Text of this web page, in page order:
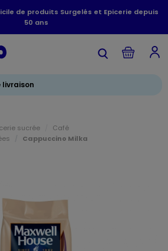
de produits Surgelés et Epicerie depuis
50 ans
sucrée
Café
Cappuccino Milka